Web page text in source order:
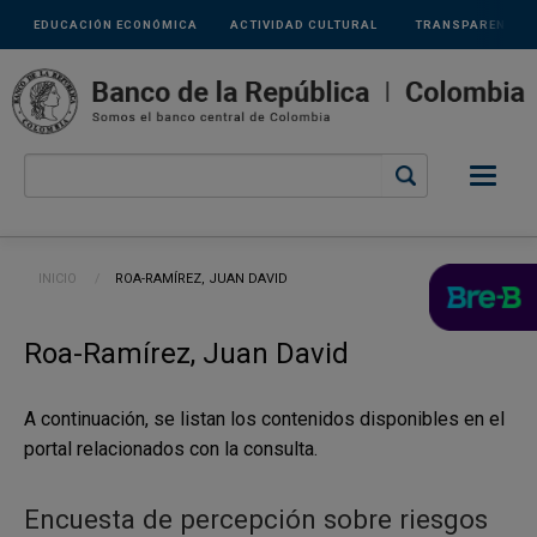
Pasar al contenido principal
Links
secundarios
ACTIVIDAD CULTURAL
EDUCACIÓN ECONÓMICA TRANSPARENCIA
Ruta de navegación
INICIO CURRENT:
ROA-RAMÍREZ, JUAN DAVID
Roa-Ramírez, Juan David
A continuación, se listan los contenidos disponibles en el
portal relacionados con la consulta.
Encuesta de percepción sobre riesgos